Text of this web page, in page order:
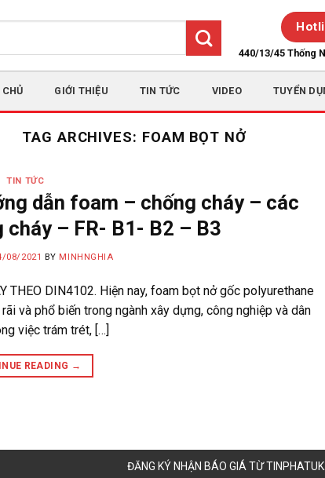
440/13/45 Thống
GIỚI THIỆU TIN TỨC VIDEO TUYỂN
TAG ARCHIVES: FOAM BỌT NỞ
TIN TỨC
dẫn foam – chống cháy – các
– FR- B1- B2 – B3
08/2021 BY MINHNGHIA
THEO DIN4102. Hiện nay, foam bọt nở gốc polyurethane
và phổ biến trong ngành xây dựng, công nghiệp và dân
việc trám trét, […]
READING →
ĐĂNG KÝ NHẬN BÁO GIÁ TỪ